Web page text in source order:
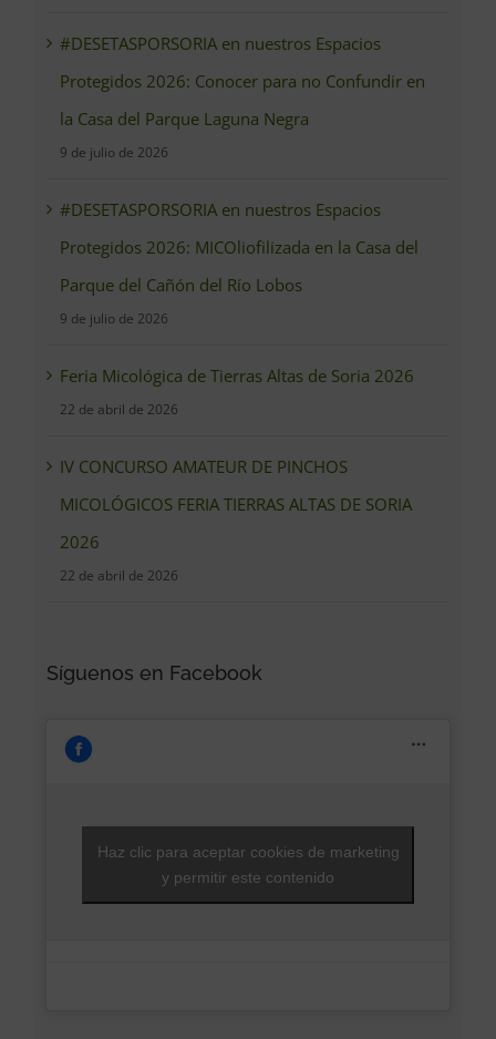
#DESETASPORSORIA en nuestros Espacios
Protegidos 2026: Conocer para no Confundir en
la Casa del Parque Laguna Negra
9 de julio de 2026
#DESETASPORSORIA en nuestros Espacios
Protegidos 2026: MICOliofilizada en la Casa del
Parque del Cañón del Río Lobos
9 de julio de 2026
Feria Micológica de Tierras Altas de Soria 2026
22 de abril de 2026
IV CONCURSO AMATEUR DE PINCHOS
MICOLÓGICOS FERIA TIERRAS ALTAS DE SORIA
2026
22 de abril de 2026
Síguenos en Facebook
Haz clic para aceptar cookies de marketing
y permitir este contenido